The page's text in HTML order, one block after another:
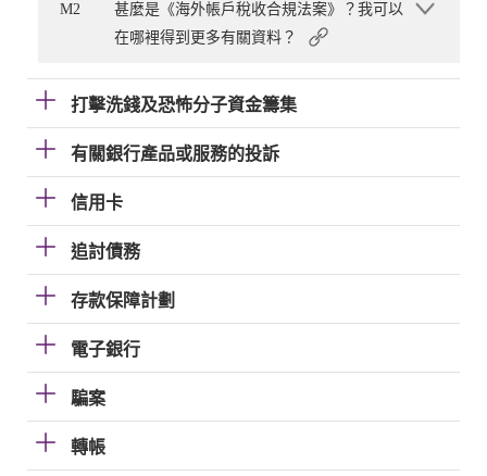
M2
甚麼是《海外帳戶稅收合規法案》？我可以
在哪裡得到更多有關資料？
打擊洗錢及恐怖分子資金籌集
有關銀行產品或服務的投訴
信用卡
追討債務
存款保障計劃
電子銀行
騙案
轉帳